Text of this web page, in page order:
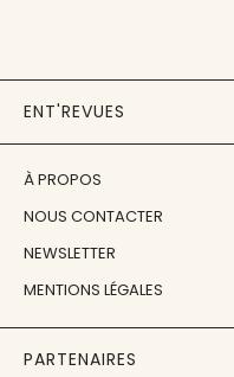
ENT'REVUES
À PROPOS
NOUS CONTACTER
NEWSLETTER
MENTIONS LÉGALES
PARTENAIRES